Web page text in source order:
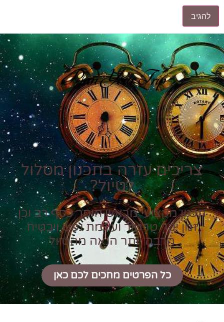
Plan Your Trip
צריכים עזרה בתכנון מסלול
לטיול?
תכנון מקצועי מראש חוסך כסף רב וכן
זמן יקר טרטור ועוגמת נפש ויבטיח
הרבה יותר הנאה מהטיול
כל הפרטים מחכים לכם כאן